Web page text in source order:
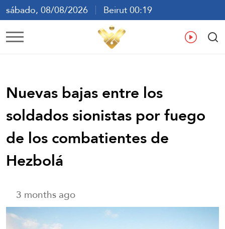
sábado, 08/08/2026
Beirut 00:19
ع En
Nuevas bajas entre los
soldados sionistas por fuego
de los combatientes de
Hezbolá
3 months ago